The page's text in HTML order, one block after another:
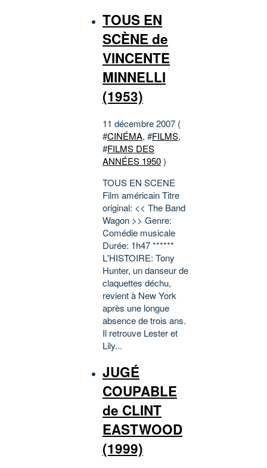
TOUS EN
SCÈNE de
VINCENTE
MINNELLI
(1953)
11 décembre 2007 (
#CINÉMA, #FILMS,
#FILMS DES
ANNÉES 1950)
TOUS EN SCENE
Film américain Titre
original: << The Band
Wagon >> Genre:
Comédie musicale
Durée: 1h47 ******
L'HISTOIRE: Tony
Hunter, un danseur de
claquettes déchu,
revient à New York
après une longue
absence de trois ans.
Il retrouve Lester et
Lily...
JUGÉ
COUPABLE
de CLINT
EASTWOOD
(1999)